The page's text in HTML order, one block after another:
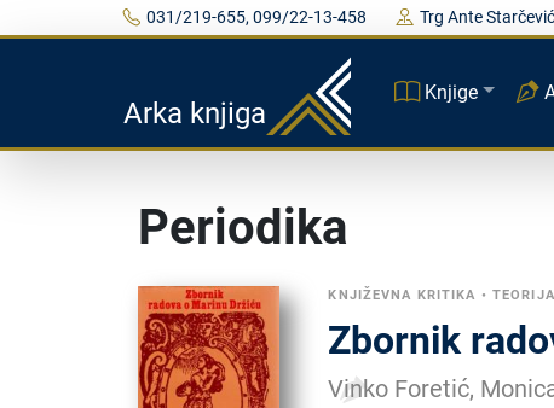
031/219-655, 099/22-13-458 Trg Ante
Arka knjiga
Knjige
Periodika
KNJIŽEVNA KRITIKA •
Zbornik
Vinko Foretić,